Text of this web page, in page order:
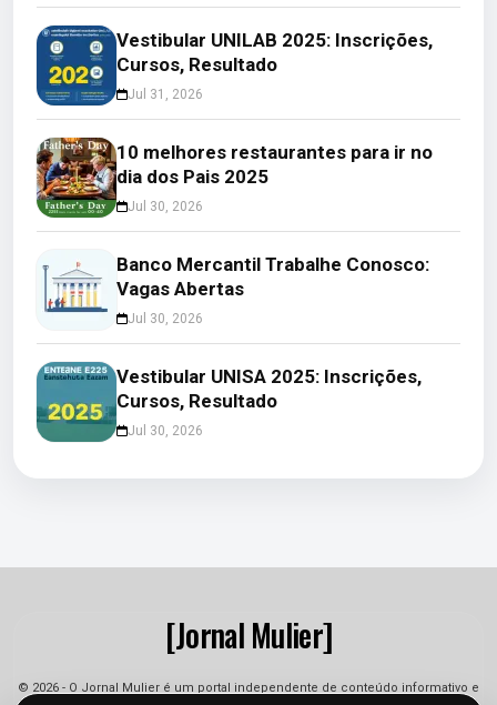
Vestibular UNILAB 2025: Inscrições,
Cursos, Resultado
Jul 31, 2026
10 melhores restaurantes para ir no
dia dos Pais 2025
Jul 30, 2026
Banco Mercantil Trabalhe Conosco:
Vagas Abertas
Jul 30, 2026
Vestibular UNISA 2025: Inscrições,
Cursos, Resultado
Jul 30, 2026
[Jornal Mulier]
© 2026 - O Jornal Mulier é um portal independente de conteúdo informativo e